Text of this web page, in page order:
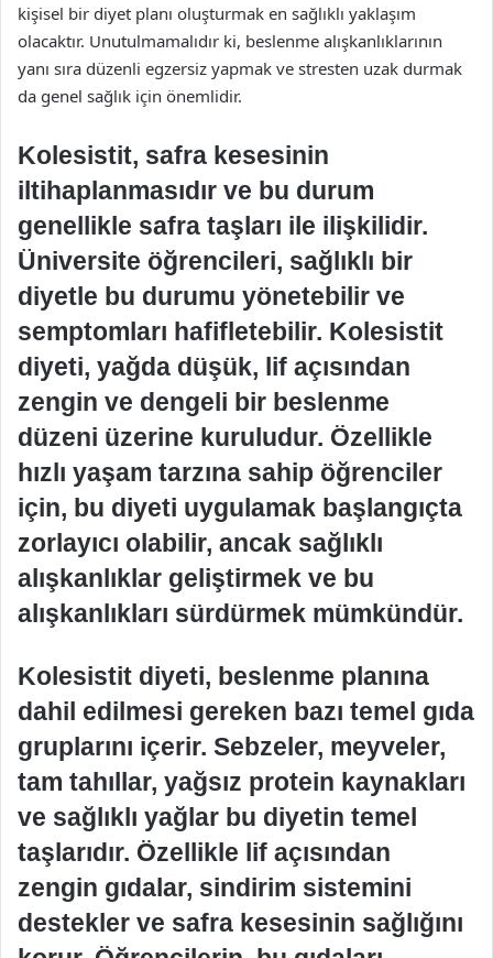
kişisel bir diyet planı oluşturmak en sağlıklı yaklaşım
olacaktır. Unutulmamalıdır ki, beslenme alışkanlıklarının
yanı sıra düzenli egzersiz yapmak ve stresten uzak durmak
da genel sağlık için önemlidir.
Kolesistit, safra kesesinin
iltihaplanmasıdır ve bu durum
genellikle safra taşları ile ilişkilidir.
Üniversite öğrencileri, sağlıklı bir
diyetle bu durumu yönetebilir ve
semptomları hafifletebilir. Kolesistit
diyeti, yağda düşük, lif açısından
zengin ve dengeli bir beslenme
düzeni üzerine kuruludur. Özellikle
hızlı yaşam tarzına sahip öğrenciler
için, bu diyeti uygulamak başlangıçta
zorlayıcı olabilir, ancak sağlıklı
alışkanlıklar geliştirmek ve bu
alışkanlıkları sürdürmek mümkündür.
Kolesistit diyeti, beslenme planına
dahil edilmesi gereken bazı temel gıda
gruplarını içerir. Sebzeler, meyveler,
tam tahıllar, yağsız protein kaynakları
ve sağlıklı yağlar bu diyetin temel
taşlarıdır. Özellikle lif açısından
zengin gıdalar, sindirim sistemini
destekler ve safra kesesinin sağlığını